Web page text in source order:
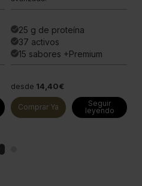
done25 g de proteína
done37 activos
done15 sabores +Premium
desde 14,40€
Comprar Ya
Seguir
leyendo